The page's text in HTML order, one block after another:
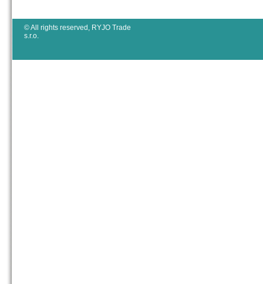
© All rights reserved, RYJO Trade
s.r.o.